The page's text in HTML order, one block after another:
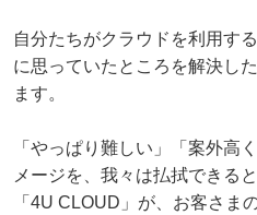
自分たちがクラウドを利用す
に思っていたところを解決し
ます。
「やっぱり難しい」「案外高
メージを、我々は払拭できる
「4U CLOUD」が、お客さま